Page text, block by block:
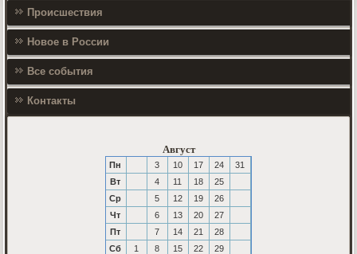
Происшествия
Новое в России
Все события
Контакты
Август
Пн 3 10 17 24
31
Вт
4 11 18
25
Ср
5 12 19
26
Чт
6 13 20
27
Пт
7 14 21
28
Сб
1 8 15 22
29